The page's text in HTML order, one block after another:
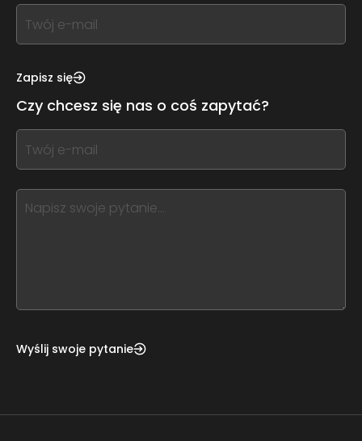
If
you
this,
this
form
field
blank
Zapisz się
Czy chcesz się nas o coś zapytać?
If
you
this,
leave
Wyślij swoje pytanie